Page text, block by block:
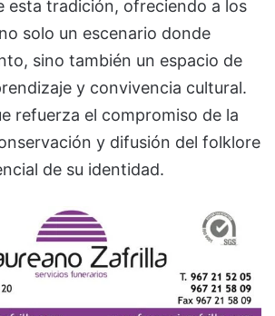
esta tradición, ofreciendo a los
solo un escenario donde
sino también un espacio de
y convivencia cultural.
refuerza el compromiso de la
y difusión del folklore
de su identidad.